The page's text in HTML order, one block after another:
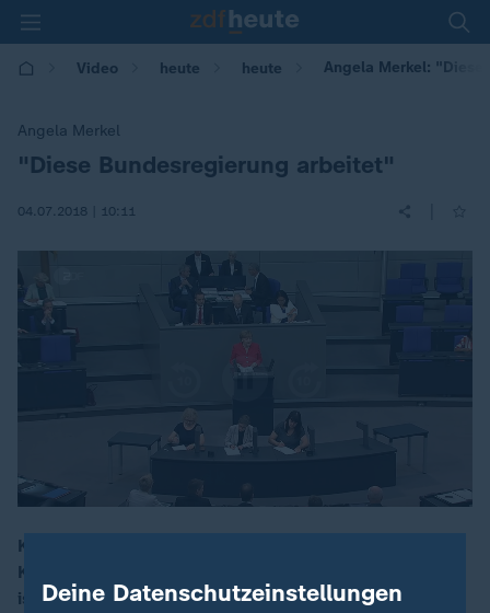
Video heute heute Angela Merkel:
Angela Merkel
:"Diese Bundesregierung arbeitet"
04.07.2018 | 10:11
00:05
Kanzlerin Merkel hat die Arbeitsfähigkeit der Großen
Koalition betont: "Diese Bundesregierung arbeitet, sie
ist sich bewusst, dass sie viel zu tun hat". Die Rede in
Deine Datenschutzeinstellungen